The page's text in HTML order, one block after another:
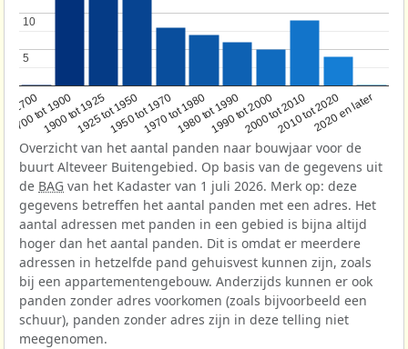
1700
1700 tot 1900
1900 tot 19251925 tot 19501950 tot 19701970 tot 19801980 tot 19901990 tot 20002000 tot 20102010 tot 20202020 en later
5
5
10
10
Overzicht van het aantal panden naar bouwjaar voor de
buurt Alteveer Buitengebied. Op basis van de gegevens uit
de BAG van het Kadaster van 1 juli 2026. Merk op: deze
gegevens betreffen het aantal panden met een adres. Het
aantal adressen met panden in een gebied is bijna altijd
hoger dan het aantal panden. Dit is omdat er meerdere
adressen in hetzelfde pand gehuisvest kunnen zijn, zoals
bij een appartementengebouw. Anderzijds kunnen er ook
panden zonder adres voorkomen (zoals bijvoorbeeld een
schuur), panden zonder adres zijn in deze telling niet
meegenomen.